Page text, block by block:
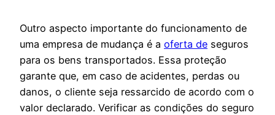
Outro aspecto importante do funcionamento de
uma empresa de mudança é a oferta de seguros
para os bens transportados. Essa proteção
garante que, em caso de acidentes, perdas ou
danos, o cliente seja ressarcido de acordo com o
valor declarado. Verificar as condições do seguro